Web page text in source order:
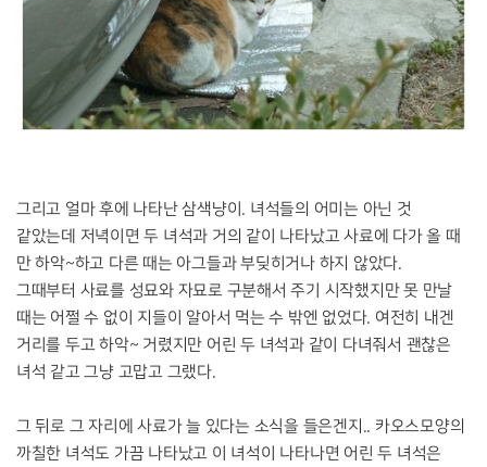
그리고 얼마 후에 나타난 삼색냥이. 녀석들의 어미는 아닌 것
같았는데 저녁이면 두 녀석과 거의 같이 나타났고 사료에 다가 올 때
만 하악~하고 다른 때는 아그들과 부딪히거나 하지 않았다.
그때부터 사료를 성묘와 자묘로 구분해서 주기 시작했지만 못 만날
때는 어쩔 수 없이 지들이 알아서 먹는 수 밖엔 없었다. 여전히 내겐
거리를 두고 하악~ 거렸지만 어린 두 녀석과 같이 다녀줘서 괜찮은
녀석 같고 그냥 고맙고 그랬다.
그 뒤로 그 자리에 사료가 늘 있다는 소식을 들은겐지.. 카오스모양의
까칠한 녀석도 가끔 나타났고 이 녀석이 나타나면 어린 두 녀석은